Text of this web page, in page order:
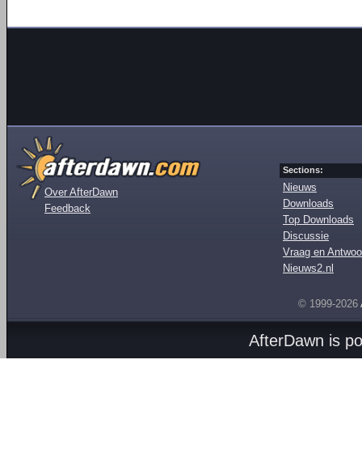
Over AfterDawn
Feedback
Sections:
Nieuws
Downloads
Top Downloads
Discussie
Vraag en
Nieuws2.nl
© 1999-2026
AfterDawn is